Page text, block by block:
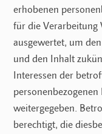
erhobenen
für die Verarbeitung
ausgewertet, um
und den Inhalt
Interessen der
weitergegeben.
berechtigt, die